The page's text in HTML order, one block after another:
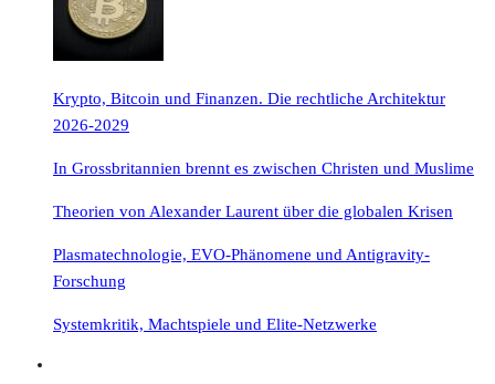
Krypto, Bitcoin und Finanzen. Die rechtliche Architektur
2026-2029
In Grossbritannien brennt es zwischen Christen und Muslime
Theorien von Alexander Laurent über die globalen Krisen
Plasmatechnologie, EVO-Phänomene und Antigravity-
Forschung
Systemkritik, Machtspiele und Elite-Netzwerke